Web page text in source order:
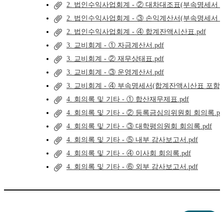
2. 법인수익사업회계 - ② 대차대조표(부속명세서
2. 법인수익사업회계 - ③ 손익계산서(부속명세서
2. 법인수익사업회계 - ④ 합계잔액시산표.pdf
3. 교비회계 - ① 자금계산서.pdf
3. 교비회계 - ② 재무상태표.pdf
3. 교비회계 - ③ 운영계산서.pdf
3. 교비회계 - ④ 부속명세서(합계잔액시산표 포함
4. 회의록 및 기타 - ① 합산재무제표.pdf
4. 회의록 및 기타 - ② 등록금심의위원회 회의록
4. 회의록 및 기타 - ③ 대학평의원회 회의록.pdf
4. 회의록 및 기타 - ⑤ 내부 감사보고서.pdf
4. 회의록 및 기타 - ④ 이사회 회의록.pdf
4. 회의록 및 기타 - ⑥ 외부 감사보고서.pdf